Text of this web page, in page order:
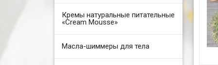
Кремы натуральные питательные
«Cream Mousse»
Масла-шиммеры для тела